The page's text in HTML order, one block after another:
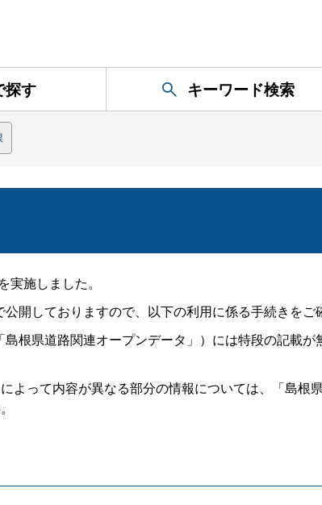
探す キーワード検索
施しました。
開しておりますので、以下の利用に係る手続きをご
根県道路関連オープンデータ」）には特段の記載が
って内容が異なる部分の情報については、「島根